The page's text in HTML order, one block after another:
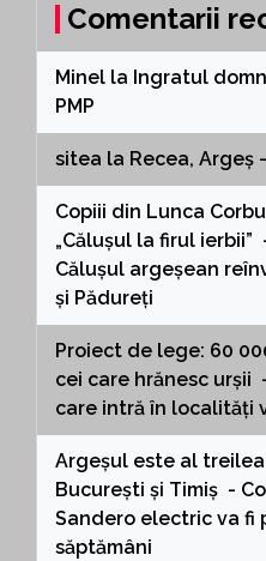
Comentarii
Minel la Ingratul
PMP
sitea la Recea, Argeș
Copiii din Lunca
„Călușul la firul
Călușul argeșean
și Pădureți
Proiect de lege: 60
cei care hrănesc urșii
care intră în localități
Argeșul este al
București și Timiș -
Sandero electric va fi
săptămâni